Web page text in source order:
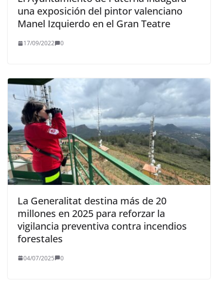
una exposición del pintor valenciano
Manel Izquierdo en el Gran Teatre
17/09/2022 0
La Generalitat destina más de 20
millones en 2025 para reforzar la
vigilancia preventiva contra incendios
forestales
04/07/2025 0